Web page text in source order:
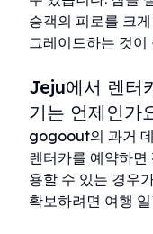
승객의 피로를 크
그레이드하는 것이
Jeju에서 렌터
기는 언제인가
gogoout의 과거
렌터카를 예약하면
용할 수 있는 경우
확보하려면 여행